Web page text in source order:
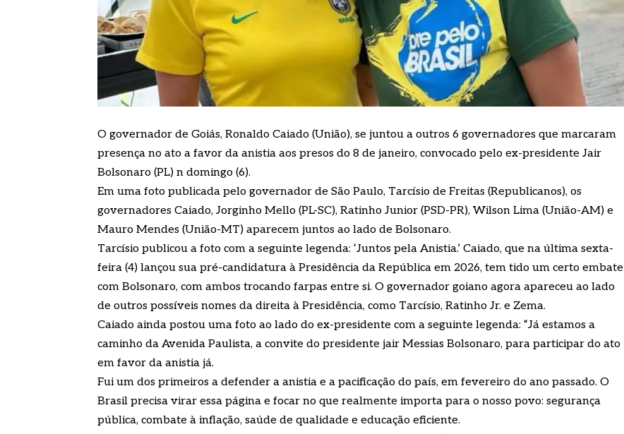
O governador de Goiás, Ronaldo Caiado (União), se juntou a outros 6 governadores que marcaram
presença no ato a favor da anistia aos presos do 8 de janeiro, convocado pelo ex-presidente Jair
Bolsonaro (PL) n domingo (6).
Em uma foto publicada pelo governador de São Paulo, Tarcísio de Freitas (Republicanos), os
governadores Caiado, Jorginho Mello (PL-SC), Ratinho Junior (PSD-PR), Wilson Lima (União-AM) e
Mauro Mendes (União-MT) aparecem juntos ao lado de Bolsonaro.
Tarcísio publicou a foto com a seguinte legenda: ‘Juntos pela Anistia.’ Caiado, que na última sexta-
feira (4) lançou sua pré-candidatura à Presidência da República em 2026, tem tido um certo embate
com Bolsonaro, com ambos trocando farpas entre si. O governador goiano agora apareceu ao lado
de outros possíveis nomes da direita à Presidência, como Tarcísio, Ratinho Jr. e Zema.
Caiado ainda postou uma foto ao lado do ex-presidente com a seguinte legenda: “Já estamos a
caminho da Avenida Paulista, a convite do presidente jair Messias Bolsonaro, para participar do ato
em favor da anistia já.
Fui um dos primeiros a defender a anistia e a pacificação do país, em fevereiro do ano passado. O
Brasil precisa virar essa página e focar no que realmente importa para o nosso povo: segurança
pública, combate à inflação, saúde de qualidade e educação eficiente.